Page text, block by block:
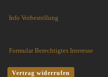
Info Vorbestellung
Formular Berechtigtes Interesse
Vertrag widerrufen